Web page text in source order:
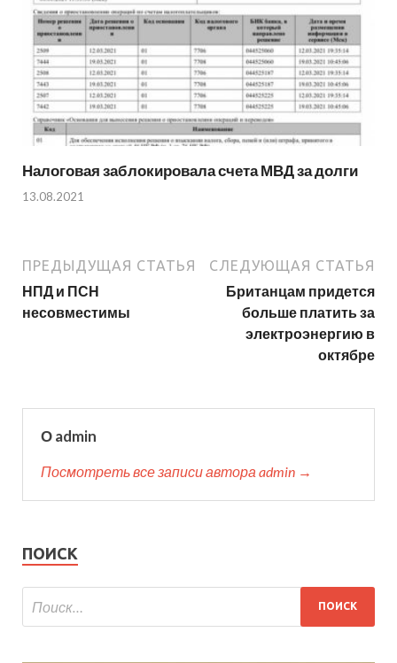
Налоговая заблокировала счета МВД за долги
13.08.2021
ПРЕДЫДУЩАЯ СТАТЬЯ
НПД и ПСН
несовместимы
СЛЕДУЮЩАЯ СТАТЬЯ
Британцам придется
больше платить за
электроэнергию в
октябре
О admin
Посмотреть все записи автора admin →
ПОИСК